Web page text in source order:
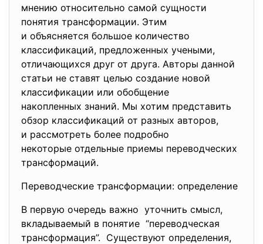
мнению относительно самой сущности
понятия трансформации. Этим
и объясняется большое количество
классификаций, предложенных учеными,
отличающихся друг от друга. Авторы данной
статьи не ставят целью создание новой
классификации или обобщение
накопленных знаний. Мы хотим представить
обзор классификаций от разных авторов,
и рассмотреть более подробно
некоторые отдельные приемы переводческих
трансформаций.
Переводческие трансформации: определение
В первую очередь важно уточнить смысл,
вкладываемый в понятие “переводческая
трансформация”. Существуют определения,